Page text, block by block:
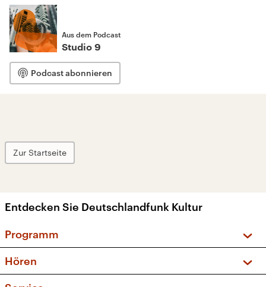
Aus dem Podcast
Studio 9
Podcast abonnieren
Zur Startseite
Entdecken Sie Deutschlandfunk Kultur
Programm
Sendungen und Podcasts
Hören